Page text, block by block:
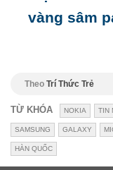
vàng sâm
Theo Trí Thức Trẻ
TỪ KHÓA NOKIA TIN
SAMSUNG GALAXY
HÀN QUỐC